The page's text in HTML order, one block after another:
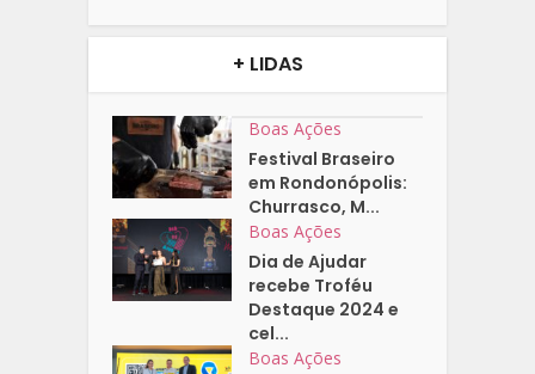
+ LIDAS
Boas Ações
Festival Braseiro
em Rondonópolis:
Churrasco, M...
Boas Ações
Dia de Ajudar
recebe Troféu
Destaque 2024 e
cel...
Boas Ações